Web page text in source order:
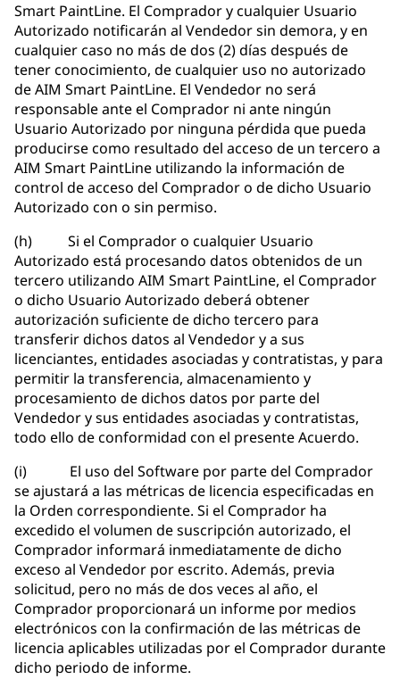
Smart PaintLine. El Comprador y cualquier Usuario
Autorizado notificarán al Vendedor sin demora, y en
cualquier caso no más de dos (2) días después de
tener conocimiento, de cualquier uso no autorizado
de AIM Smart PaintLine. El Vendedor no será
responsable ante el Comprador ni ante ningún
Usuario Autorizado por ninguna pérdida que pueda
producirse como resultado del acceso de un tercero a
AIM Smart PaintLine utilizando la información de
control de acceso del Comprador o de dicho Usuario
Autorizado con o sin permiso.
(h) Si el Comprador o cualquier Usuario
Autorizado está procesando datos obtenidos de un
tercero utilizando AIM Smart PaintLine, el Comprador
o dicho Usuario Autorizado deberá obtener
autorización suficiente de dicho tercero para
transferir dichos datos al Vendedor y a sus
licenciantes, entidades asociadas y contratistas, y para
permitir la transferencia, almacenamiento y
procesamiento de dichos datos por parte del
Vendedor y sus entidades asociadas y contratistas,
todo ello de conformidad con el presente Acuerdo.
(i) El uso del Software por parte del Comprador
se ajustará a las métricas de licencia especificadas en
la Orden correspondiente. Si el Comprador ha
excedido el volumen de suscripción autorizado, el
Comprador informará inmediatamente de dicho
exceso al Vendedor por escrito. Además, previa
solicitud, pero no más de dos veces al año, el
Comprador proporcionará un informe por medios
electrónicos con la confirmación de las métricas de
licencia aplicables utilizadas por el Comprador durante
dicho periodo de informe.